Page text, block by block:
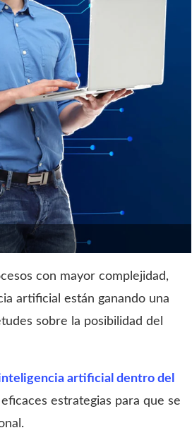
con mayor complejidad,
artificial están ganando una
sobre la posibilidad del
artificial dentro del
estrategias para que se